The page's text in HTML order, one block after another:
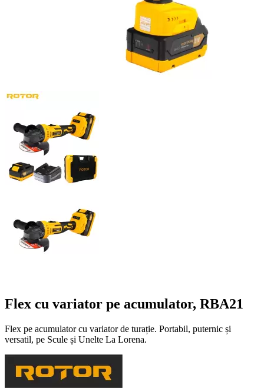
Flex cu variator pe acumulator, RBA21
Flex pe acumulator cu variator de turație. Portabil, puternic și
versatil, pe Scule și Unelte La Lorena.